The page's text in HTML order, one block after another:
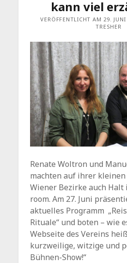
kann viel
VERÖFFENTLICHT AM 29.
TRESHER
Renate Woltron und
machten auf ihrer
Wiener Bezirke auch Halt
room. Am 27. Juni
aktuelles Programm
Rituale“ und boten – wie
Webseite des Vereins
kurzweilige, witzige und
Bühnen-Show!“